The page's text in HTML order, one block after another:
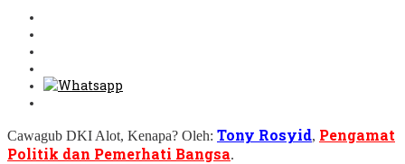
Cawagub DKI Alot, Kenapa? Oleh: Tony Rosyid, Pengamat
Politik dan Pemerhati Bangsa.